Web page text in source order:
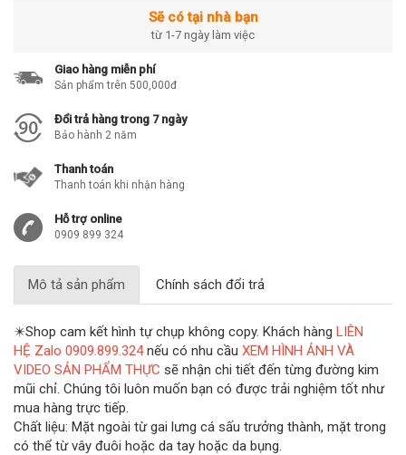
Sẽ có tại nhà bạn
từ 1-7 ngày làm việc
Giao hàng miễn phí
Sản phẩm trên 500,000đ
Đổi trả hàng trong 7 ngày
Bảo hành 2 năm
Thanh toán
Thanh toán khi nhận hàng
Hỗ trợ online
0909 899 324
Mô tả sản phẩm Chính sách đổi trả
✴️Shop cam kết hình tự chụp không copy. Khách hàng LIÊN
HỆ Zalo 0909.899.324nếu có nhu cầu XEM HÌNH ẢNH VÀ
VIDEO SẢN PHẨM THỰC sẽ nhận chi tiết đến từng đường kim
mũi chỉ. Chúng tôi luôn muốn bạn có được trải nghiệm tốt như
mua hàng trực tiếp.
Chất liệu: Mặt ngoài từ gai lưng cá sấu trưởng thành, mặt trong
có thể từ vây đuôi hoặc da tay hoặc da bụng.